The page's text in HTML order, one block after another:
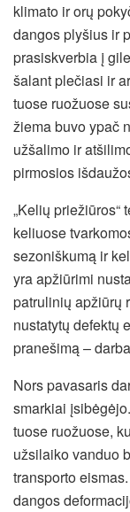
klimato ir orų
dangos plyšius ir
prasiskverbia į
šalant plečiasi ir
tuose ruožuose
žiema buvo ypač
užšalimo ir
pirmosios
„Kelių priežiūros“
keliuose
sezoniškumą ir
yra apžiūrimi
patrulinių apžiūrų
nustatytų defektų
pranešimą –
Nors pavasaris
smarkiai
tuose ruožuose,
užsilaiko vanduo
transporto
dangos